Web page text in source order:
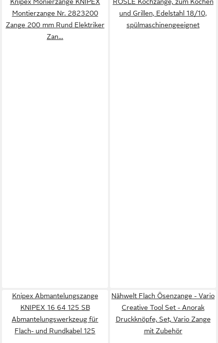
Montierzange Nr. 2823200
Zange 200 mm Rund Elektriker
Zan…
und Grillen, Edelstahl 18/10,
spülmaschinengeeignet
Knipex Abmantelungszange
KNIPEX 16 64 125 SB
Abmantelungswerkzeug für
Flach- und Rundkabel 125
Nähwelt Flach Ösenzange - Vario
Creative Tool Set - Anorak
Druckknöpfe, Set, Vario Zange
mit Zubehör